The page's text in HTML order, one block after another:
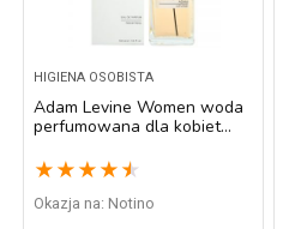
HIGIENA OSOBISTA
Adam Levine Women woda
perfumowana dla kobiet
★ ★ ★ ★ ★
Okazja na: Notino